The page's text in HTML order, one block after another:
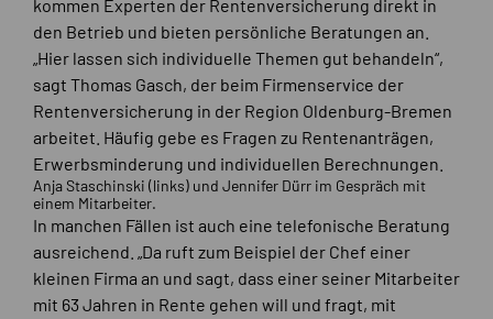
kommen Experten der Rentenversicherung direkt in
den Betrieb und bieten persönliche Beratungen an.
„Hier lassen sich individuelle Themen gut behandeln“,
sagt Thomas Gasch, der beim Firmenservice der
Rentenversicherung in der Region Oldenburg-Bremen
arbeitet. Häufig gebe es Fragen zu Rentenanträgen,
Erwerbsminderung und individuellen Berechnungen.
Anja Staschinski (links) und Jennifer Dürr im Gespräch mit
einem Mitarbeiter.
In manchen Fällen ist auch eine telefonische Beratung
ausreichend. „Da ruft zum Beispiel der Chef einer
kleinen Firma an und sagt, dass einer seiner Mitarbeiter
mit 63 Jahren in Rente gehen will und fragt, mit